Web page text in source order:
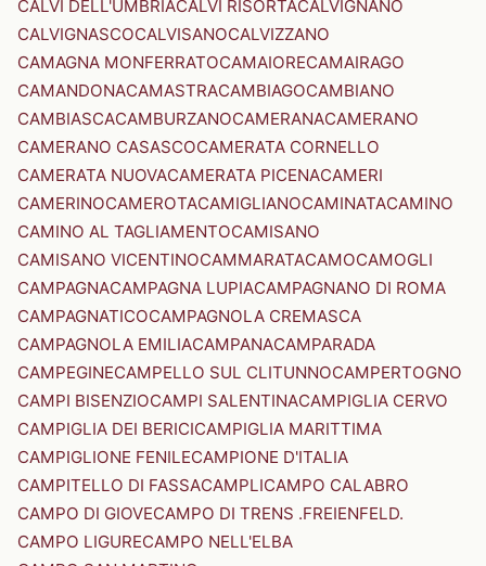
CALVI DELL'UMBRIACALVI RISORTACALVIGNANO
CALVIGNASCOCALVISANOCALVIZZANO
CAMAGNA MONFERRATOCAMAIORECAMAIRAGO
CAMANDONACAMASTRACAMBIAGOCAMBIANO
CAMBIASCACAMBURZANOCAMERANACAMERANO
CAMERANO CASASCOCAMERATA CORNELLO
CAMERATA NUOVACAMERATA PICENACAMERI
CAMERINOCAMEROTACAMIGLIANOCAMINATACAMINO
CAMINO AL TAGLIAMENTOCAMISANO
CAMISANO VICENTINOCAMMARATACAMOCAMOGLI
CAMPAGNACAMPAGNA LUPIACAMPAGNANO DI ROMA
CAMPAGNATICOCAMPAGNOLA CREMASCA
CAMPAGNOLA EMILIACAMPANACAMPARADA
CAMPEGINECAMPELLO SUL CLITUNNOCAMPERTOGNO
CAMPI BISENZIOCAMPI SALENTINACAMPIGLIA CERVO
CAMPIGLIA DEI BERICICAMPIGLIA MARITTIMA
CAMPIGLIONE FENILECAMPIONE D'ITALIA
CAMPITELLO DI FASSACAMPLICAMPO CALABRO
CAMPO DI GIOVECAMPO DI TRENS .FREIENFELD.
CAMPO LIGURECAMPO NELL'ELBA